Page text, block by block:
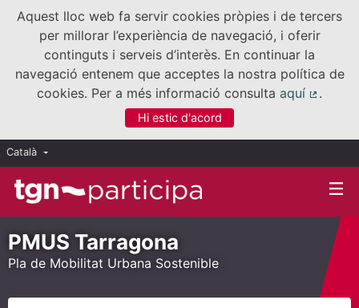
Aquest lloc web fa servir cookies pròpies i de tercers
per millorar l’experiència de navegació, i oferir
continguts i serveis d’interès. En continuar la
navegació entenem que acceptes la nostra política de
cookies. Per a més informació consulta aquí
.
Hi estic d'acord
Català Triar la llengua
PMUS Tarragona
Pla de Mobilitat Urbana Sostenible